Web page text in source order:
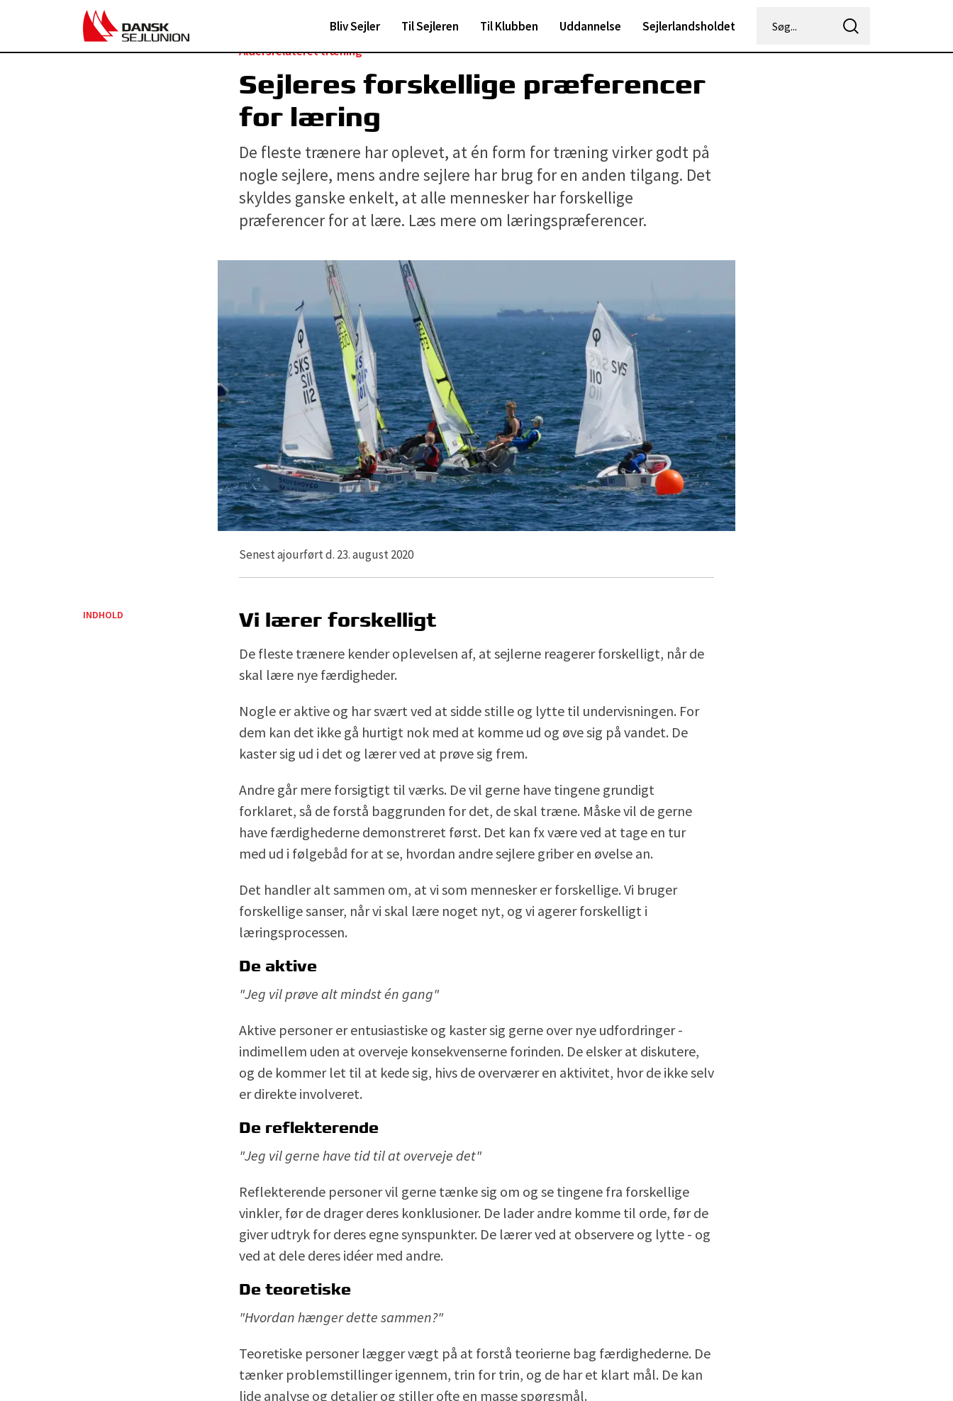
Bliv Sejler Til Sejleren Til Klubben Uddannelse
Sejlerlandsholdet
Aldersrelateret træning
Sejleres forskellige præferencer
for læring
De fleste trænere har oplevet, at én form for træning virker godt på
nogle sejlere, mens andre sejlere har brug for en anden tilgang. Det
skyldes ganske enkelt, at alle mennesker har forskellige
præferencer for at lære. Læs mere om læringspræferencer.
Senest ajourført d. 23. august 2020
INDHOLD Vi lærer forskelligt
De fleste trænere kender oplevelsen af, at sejlerne reagerer forskelligt, når de
skal lære nye færdigheder.
Nogle er aktive og har svært ved at sidde stille og lytte til undervisningen. For
dem kan det ikke gå hurtigt nok med at komme ud og øve sig på vandet. De
kaster sig ud i det og lærer ved at prøve sig frem.
Andre går mere forsigtigt til værks. De vil gerne have tingene grundigt
forklaret, så de forstå baggrunden for det, de skal træne. Måske vil de gerne
have færdighederne demonstreret først. Det kan fx være ved at tage en tur
med ud i følgebåd for at se, hvordan andre sejlere griber en øvelse an.
Det handler alt sammen om, at vi som mennesker er forskellige. Vi bruger
forskellige sanser, når vi skal lære noget nyt, og vi agerer forskelligt i
læringsprocessen.
De aktive
"Jeg vil prøve alt mindst én gang"
Aktive personer er entusiastiske og kaster sig gerne over nye udfordringer -
indimellem uden at overveje konsekvenserne forinden. De elsker at diskutere,
og de kommer let til at kede sig, hivs de overværer en aktivitet, hvor de ikke selv
er direkte involveret.
De reflekterende
"Jeg vil gerne have tid til at overveje det"
Reflekterende personer vil gerne tænke sig om og se tingene fra forskellige
vinkler, før de drager deres konklusioner. De lader andre komme til orde, før de
giver udtryk for deres egne synspunkter. De lærer ved at observere og lytte - og
ved at dele deres idéer med andre.
De teoretiske
"Hvordan hænger dette sammen?"
Teoretiske personer lægger vægt på at forstå teorierne bag færdighederne. De
tænker problemstillinger igennem, trin for trin, og de har et klart mål. De kan
lide analyse og detaljer og stiller ofte en masse spørgsmål.